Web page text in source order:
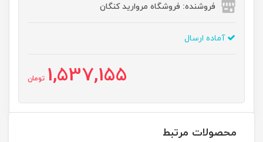
فروشنده: فروشگاه مروارید کنگان
آماده ارسال
1,537,155 تومان
محصولات مرتبط